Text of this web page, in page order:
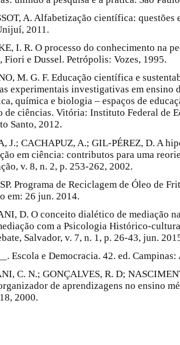
A. Alfabetização científica: questões
2011.
I. R. O processo do conhecimento na
Fiori e Dussel. Petrópolis: Vozes, 1995.
M. G. F. Educação científica e
experimentais investigativas em ensino
química e biologia – espaços de
de ciências. Vitória: Instituto Federal de
Santo, 2012.
J.; CACHAPUZ, A.; GIL-PÉREZ, D. A
em ciência: contributos para uma
v. 8, n. 2, p. 253-262, 2002.
Programa de Reciclagem de Óleo de
em: 26 jun. 2014.
D. O conceito dialético de mediação
com a Psicologia Histórico-
Salvador, v. 7, n. 1, p. 26-43, jun.
Escola e Democracia. 42. ed.
C. N.; GONÇALVES, R. D;
de aprendizagens no ensino
2000.